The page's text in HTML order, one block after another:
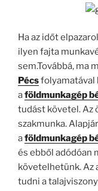
Ha az időt
ilyen fajta
sem.Továbbá, ma
Pécsfolyamatával
aföldmunkagép
tudást követel. Az
szakmunka.
aföldmunkagép
és ebből adódóan
követelhetünk. Az
tudni a